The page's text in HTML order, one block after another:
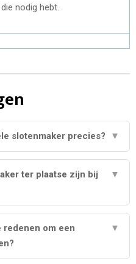
nodig hebt.
slotenmaker precies? ▼
ter plaatse zijn bij
▼
redenen om een
▼